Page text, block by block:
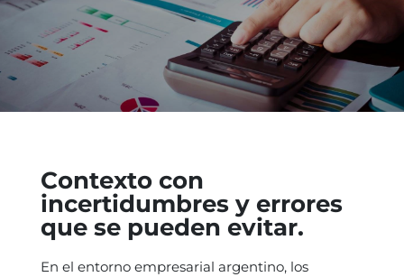
Contexto con
incertidumbres y errores
que se pueden evitar.
En el entorno empresarial argentino, los